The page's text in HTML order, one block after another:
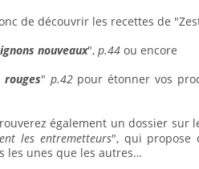
de découvrir les recettes de
nouveaux", p.44 ou encore
" p.42pour étonner vos
également un dossier sur
les entremetteurs", qui propose
les unes que les autres…